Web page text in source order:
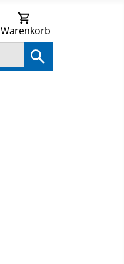
Warenkorb